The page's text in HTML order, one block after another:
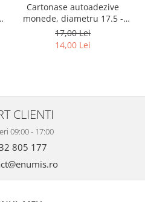
Cartonase autoadezive
monede, diametru 17.5 -
39.5 mm, la set 25 buc
17,00 Lei
14,00 Lei
CLIENTI
09:00 - 17:00
805 177